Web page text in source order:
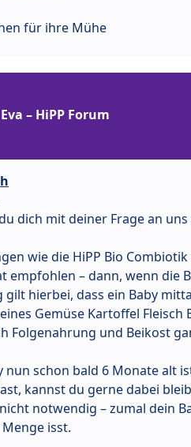
für ihre Mühe
Eva – HiPP Forum
dich mit deiner Frage an
wie die HiPP Bio
empfohlen – dann, wenn die
hierbei, dass ein Baby
Gemüse Kartoffel
Folgenahrung und Beikost
nun schon bald 6 Monate alt
kannst du gerne dabei
notwendig – zumal dein
isst.